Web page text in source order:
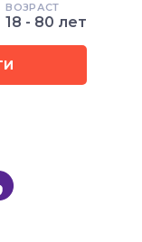
ВОЗРАСТ
18 - 80 лет